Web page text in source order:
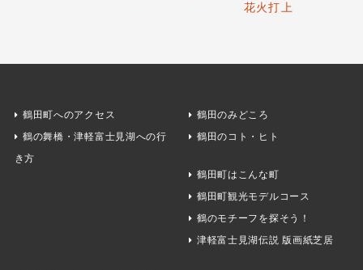
鶴田町へのアクセス
鶴の舞橋・津軽富士見湖への行
き方
鶴田のみどころ
鶴田のコト・ヒト
鶴田町はこんな町
鶴田町観光モデルコース
鶴のモチーフを探そう！
津軽富士見湖伝説 版画紙芝居